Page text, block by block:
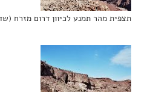
תצפית מהר תמנע לכיוון דרום מזרח